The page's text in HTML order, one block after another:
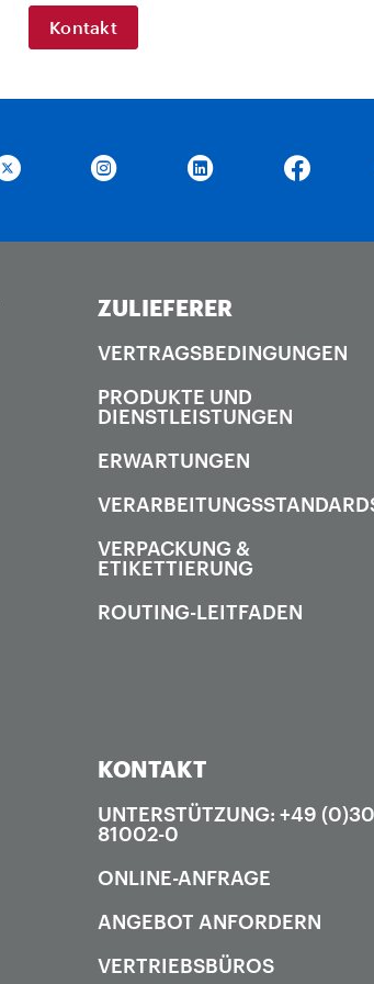
Kontakt
ZULIEFERER
VERTRAGSBEDINGUNGEN
PRODUKTE UND
DIENSTLEISTUNGEN
ERWARTUNGEN
VERPACKUNG &
ETIKETTIERUNG
ROUTING-LEITFADEN
KONTAKT
UNTERSTÜTZUNG: +49 (0)30
81002-0
ONLINE-ANFRAGE
ANGEBOT ANFORDERN
VERTRIEBSBÜROS